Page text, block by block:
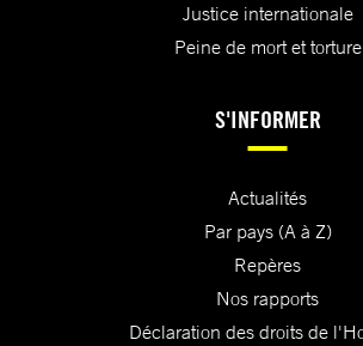
Justice internationale
Peine de mort et torture
S'INFORMER
Actualités
Par pays (A à Z)
Repères
Nos rapports
Déclaration des droits de